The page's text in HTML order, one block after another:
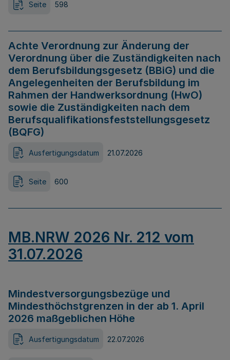
Seite 598
Achte Verordnung zur Änderung der
Verordnung über die Zuständigkeiten nach
dem Berufsbildungsgesetz (BBiG) und die
Angelegenheiten der Berufsbildung im
Rahmen der Handwerksordnung (HwO)
sowie die Zuständigkeiten nach dem
Berufsqualifikationsfeststellungsgesetz
(BQFG)
Ausfertigungsdatum 21.07.2026
Seite 600
MB.NRW 2026 Nr. 212 vom
31.07.2026
Mindestversorgungsbezüge und
Mindesthöchstgrenzen in der ab 1. April
2026 maßgeblichen Höhe
Ausfertigungsdatum 22.07.2026